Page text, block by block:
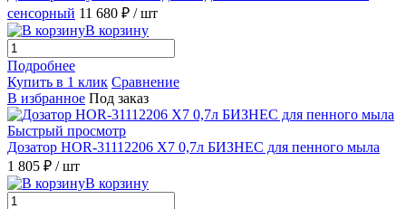
сенсорный 11 680 ₽ / шт
В корзину
Подробнее
Купить в 1 клик Сравнение
В избранное Под заказ
Быстрый просмотр
Дозатор HOR-31112206 X7 0,7л БИЗНЕС для пенного мыла
1 805 ₽ / шт
В корзину